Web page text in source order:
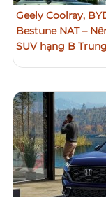
Geely Coolray,
Bestune NAT –
SUV hạng B